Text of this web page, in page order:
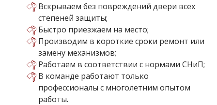
Вскрываем без повреждений двери всех
степеней защиты;
Быстро приезжаем на место;
Производим в короткие сроки ремонт или
замену механизмов;
Работаем в соответствии с нормами СНиП;
В команде работают только
профессионалы с многолетним опытом
работы.